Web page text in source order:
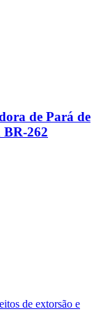
de Pará de
BR-262
de extorsão e